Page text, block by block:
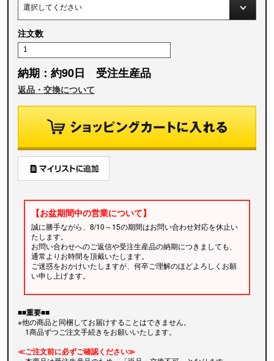
注文数
納期：約90日 受注生産品
返品・交換について
【お盆期間中の営業について】
誠に勝手ながら、8/10～15の期間はお問い合わせ対応を休止い
たします。
お問い合わせへのご返信や受注生産品の納期につきましても、
通常よりお時間を頂戴いたします。
ご迷惑をおかけいたしますが、何卒ご理解のほどよろしくお願
い申し上げます。
■■重要■■
※他の商品と同梱してお届けすることはできません。
1商品ずつご注文手続きをお願いいたします。
≪ご注文前に必ずご確認ください≫